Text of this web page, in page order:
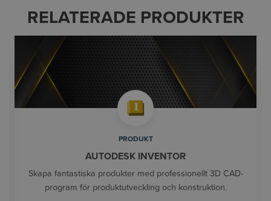
RELATERADE PRODUKTER
PRODUKT
AUTODESK INVENTOR
Skapa fantastiska produkter med professionellt 3D CAD-
program för produktutveckling och konstruktion.